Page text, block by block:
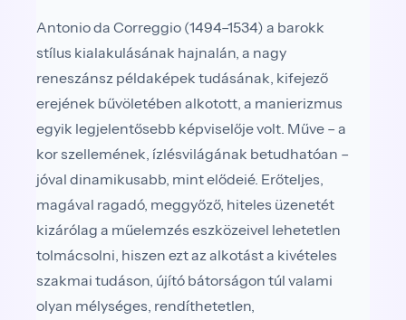
Antonio da Correggio (1494–1534) a barokk
stílus kialakulásának hajnalán, a nagy
reneszánsz példaképek tudásának, kifejező
erejének bűvöletében alkotott, a manierizmus
egyik legjelentősebb képviselője volt. Műve – a
kor szellemének, ízlésvilágának betudhatóan –
jóval dinamikusabb, mint elődeié. Erőteljes,
magával ragadó, meggyőző, hiteles üzenetét
kizárólag a műelemzés eszközeivel lehetetlen
tolmácsolni, hiszen ezt az alkotást a kivételes
szakmai tudáson, újító bátorságon túl valami
olyan mélységes, rendíthetetlen,